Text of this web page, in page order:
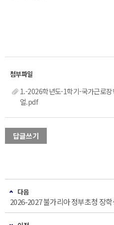
1.-2026학년도-1학기-국가근로
얼.pdf
답글쓰기
다음
2026-2027 불가리아 정부초청 장